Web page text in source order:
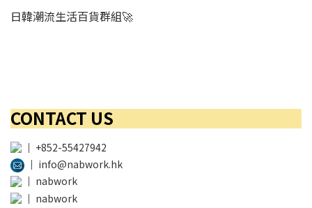
日韓潮流生活百貨群組🚀
CONTACT US
│ +852-55427942
│ info@nabwork.hk
│ nabwork
│ nabwork